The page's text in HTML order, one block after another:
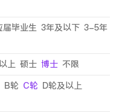
届毕业生 3年及以下 3-5年
上 硕士 博士 不限
B轮 C轮 D轮及以上